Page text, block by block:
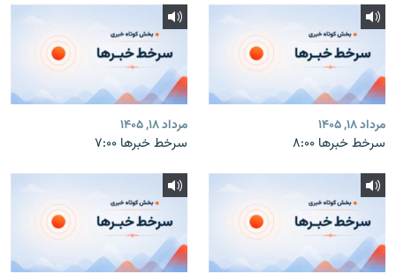
مرداد ۱۸, ۱۴۰۵
سرخط خبرها ۸:۰۰
مرداد ۱۸, ۱۴۰۵
سرخط خبرها ۷:۰۰